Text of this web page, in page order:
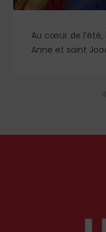
Au cœur de l’été,
Anne et saint
en Orient qu’en